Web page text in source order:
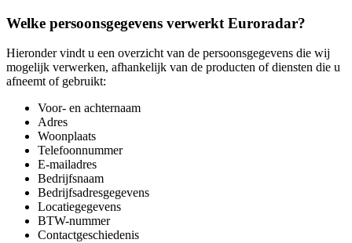
Welke persoonsgegevens verwerkt Euroradar?
Hieronder vindt u een overzicht van de persoonsgegevens die wij
mogelijk verwerken, afhankelijk van de producten of diensten die u
afneemt of gebruikt:
Voor- en achternaam
Adres
Woonplaats
Telefoonnummer
E-mailadres
Bedrijfsnaam
Bedrijfsadresgegevens
Locatiegegevens
BTW-nummer
Contactgeschiedenis